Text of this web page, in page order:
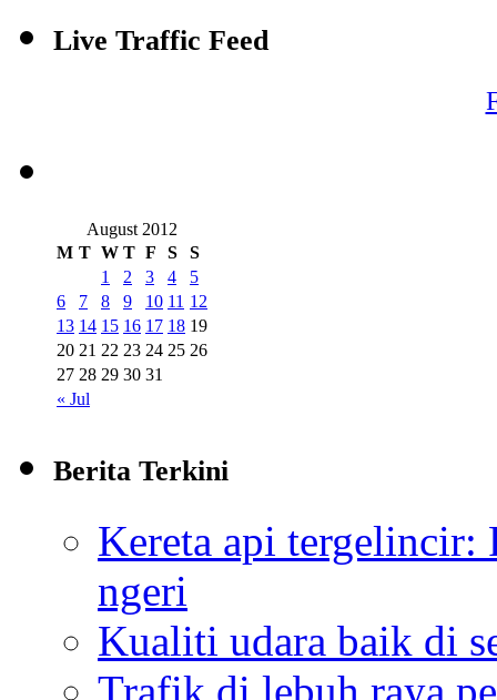
Live Traffic Feed
August 2012
M T W T F S S
« Jul
1 2 3 4
5
6
7 8 9 10 11 12
13 14 15 16 17 18 19
20 21 22 23 24 25 26
27 28 29 30 31
Berita Terkini
Kereta api tergelincir:
ngeri
Kualiti udara baik di